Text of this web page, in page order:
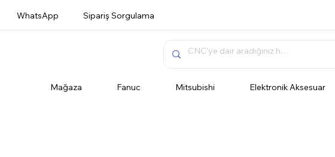
WhatsApp Sipariş Sorgulama
Mağaza Fanuc Mitsubishi Elektronik Aksesuar